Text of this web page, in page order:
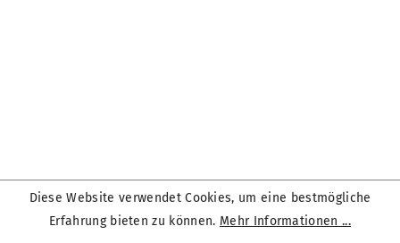
Diese Website verwendet Cookies, um eine bestmögliche
Erfahrung bieten zu können. Mehr Informationen ...